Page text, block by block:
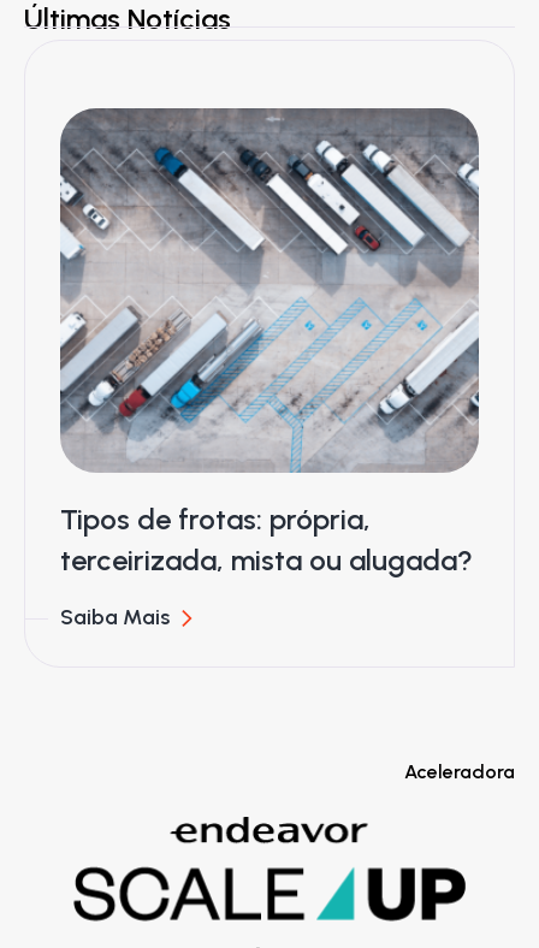
Últimas Notícias
Tipos de frotas: própria,
terceirizada, mista ou alugada?
Saiba Mais
Aceleradora